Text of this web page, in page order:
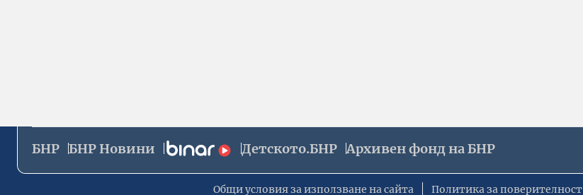
БНР БНР Новини Детското.БНР Архивен фонд на БНР
Общи условия за използване на сайта Политика за поверителност